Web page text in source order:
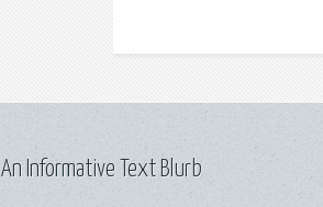
An Informative Text Blurb